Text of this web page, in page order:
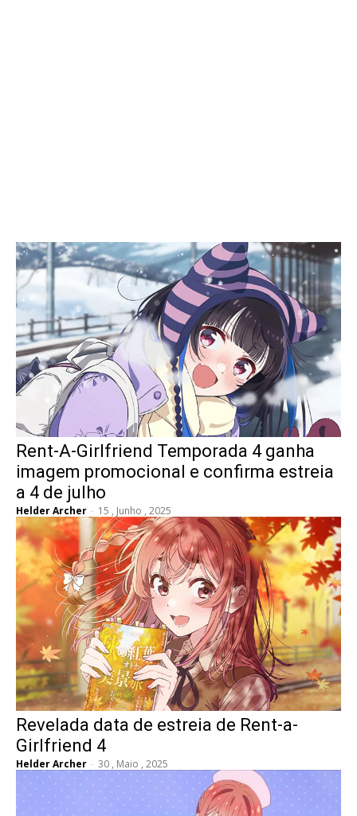
Rent-A-Girlfriend Temporada 4 ganha
imagem promocional e confirma estreia
a 4 de julho
Helder Archer - 15 , Junho , 2025
Revelada data de estreia de Rent-a-
Girlfriend 4
Helder Archer - 30 , Maio , 2025